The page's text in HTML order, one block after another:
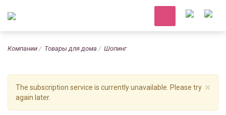
Компании Товары для дома Шопинг
×
The subscription service is currently unavailable. Please try
again later.